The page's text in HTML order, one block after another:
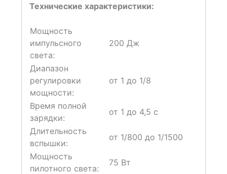
Технические характеристики:
Мощность
импульсного
света:
200 Дж
Диапазон
регулировки
мощности:
от 1 до 1/8
Время полной
зарядки:
от 1 до 4,5 с
Длительность
вспышки:
от 1/800 до 1/1500
Мощность
пилотного света:
75 Вт